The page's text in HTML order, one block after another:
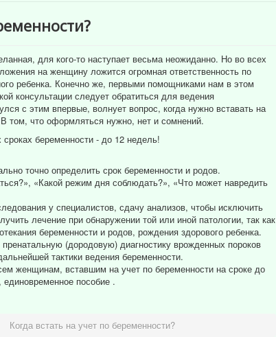
для кого-то наступает весьма неожиданно. Но во всех
на женщину ложится огромная ответственность по
ребенка. Конечно же, первыми помощниками нам в этом
консультации следует обратиться для ведения
с этим впервые, волнует вопрос, когда нужно вставать на
том, что оформляться нужно, нет и сомнений.
беременности - до 12 недель!
точно определить срок беременности и родов.
«Какой режим дня соблюдать?», «Что может навредить
у специалистов, сдачу анализов, чтобы исключить
лечение при обнаружении той или иной патологии, так как
беременности и родов, рождения здорового ребенка.
(дородовую) диагностику врожденных пороков
тактики ведения беременности.
женщинам, вставшим на учет по беременности на сроке до
единовременное пособие .
Когда встать на учет по беременности?